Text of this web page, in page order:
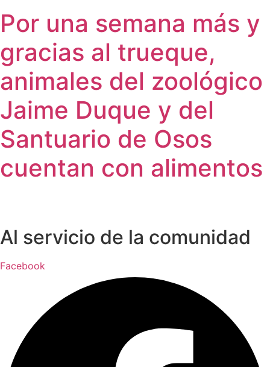
Por una semana más y
gracias al trueque,
animales del zoológico
Jaime Duque y del
Santuario de Osos
cuentan con alimentos
Al servicio de la comunidad
Facebook